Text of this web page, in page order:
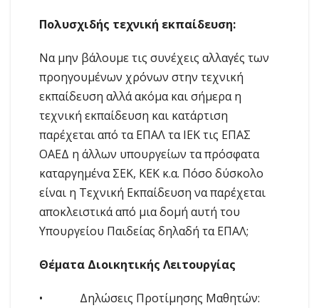
Πολυσχιδής τεχνική εκπαίδευση:
Να μην βάλουμε τις συνέχεις αλλαγές των
προηγουμένων χρόνων στην τεχνική
εκπαίδευση αλλά ακόμα και σήμερα η
τεχνική εκπαίδευση και κατάρτιση
παρέχεται από τα ΕΠΑΛ τα ΙΕΚ τις ΕΠΑΣ
ΟΑΕΔ η άλλων υπουργείων τα πρόσφατα
καταργημένα ΣΕΚ, ΚΕΚ κ.α. Πόσο δύσκολο
είναι η Τεχνική Εκπαίδευση να παρέχεται
αποκλειστικά από μια δομή αυτή του
Υπουργείου Παιδείας δηλαδή τα ΕΠΑΛ;
Θέματα Διοικητικής Λειτουργίας
• Δηλώσεις Προτίμησης Μαθητών: